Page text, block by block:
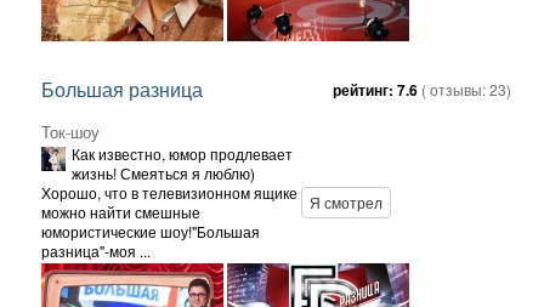
Большая разница
Ток-шоу
рейтинг: 7.6 ( отзывы:23)
Как известно, юмор продлевает
жизнь! Смеяться я люблю)
Хорошо, что в телевизионном ящике
можно найти смешные
юмористические шоу!"Большая
разница"-моя ...
Я смотрел